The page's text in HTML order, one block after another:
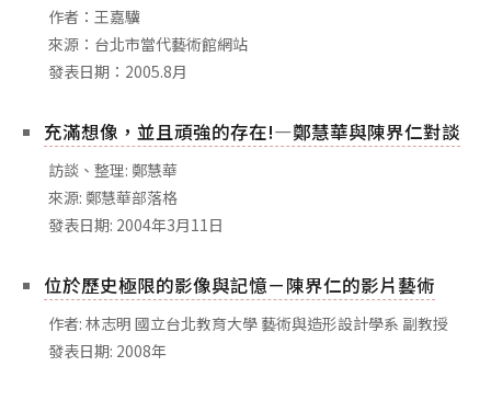
關於本站
團隊成員
出版品
作者：王嘉驥
來源：台北市當代藝術館網站
發表日期：2005.8月
充滿想像，並且頑強的存在!—鄭慧華與陳界仁對談
訪談、整理: 鄭慧華
來源: 鄭慧華部落格
發表日期: 2004年3月11日
位於歷史極限的影像與記憶－陳界仁的影片藝術
作者: 林志明 國立台北教育大學 藝術與造形設計學系 副教授
發表日期: 2008年